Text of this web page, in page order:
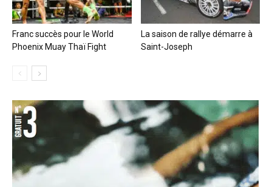
Franc succès pour le World
Phoenix Muay Thaï Fight
La saison de rallye démarre à
Saint-Joseph